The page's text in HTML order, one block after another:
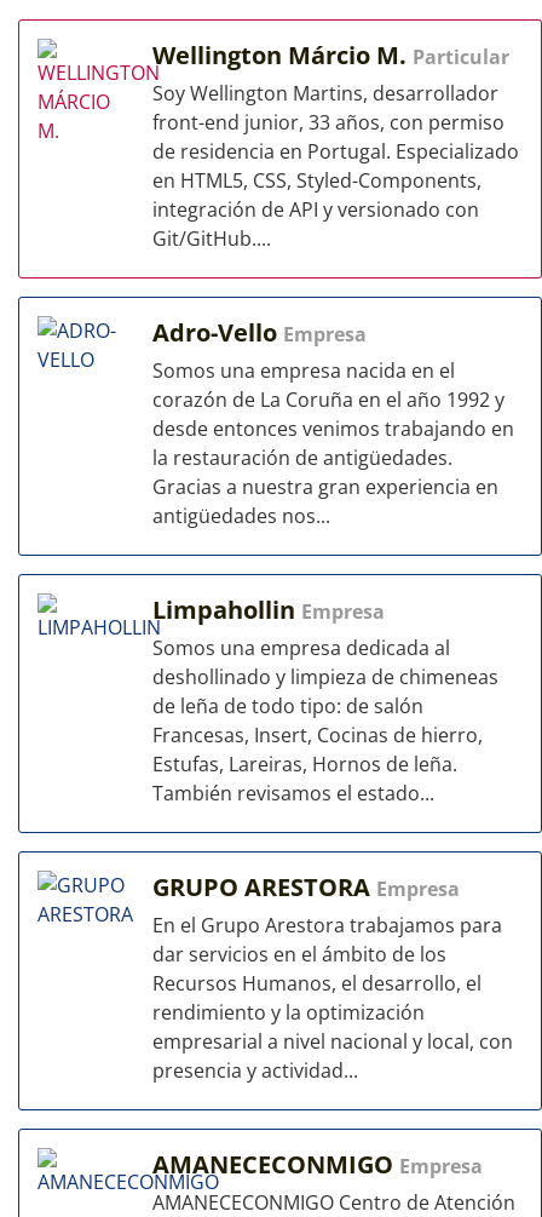
Wellington Márcio M. Particular
Soy Wellington Martins, desarrollador
front-end junior, 33 años, con permiso
de residencia en Portugal. Especializado
en HTML5, CSS, Styled-Components,
integración de API y versionado con
Git/GitHub....
Adro-Vello Empresa
Somos una empresa nacida en el
corazón de La Coruña en el año 1992 y
desde entonces venimos trabajando en
la restauración de antigüedades.
Gracias a nuestra gran experiencia en
antigüedades nos...
Limpahollin Empresa
Somos una empresa dedicada al
deshollinado y limpieza de chimeneas
de leña de todo tipo: de salón
Francesas, Insert, Cocinas de hierro,
Estufas, Lareiras, Hornos de leña.
También revisamos el estado...
GRUPO ARESTORA Empresa
En el Grupo Arestora trabajamos para
dar servicios en el ámbito de los
Recursos Humanos, el desarrollo, el
rendimiento y la optimización
empresarial a nivel nacional y local, con
presencia y actividad...
AMANECECONMIGO Empresa
AMANECECONMIGO Centro de Atención